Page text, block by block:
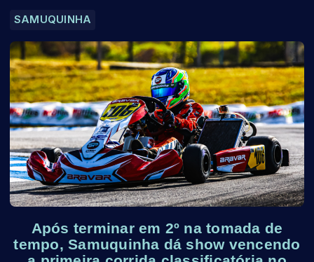
SAMUQUINHA
Após terminar em 2º na tomada de
tempo, Samuquinha dá show vencendo